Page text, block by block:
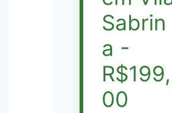
Sabrin
a -
R$199,
00